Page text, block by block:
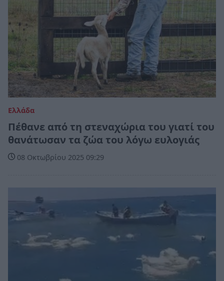
Ελλάδα
Πέθανε από τη στεναχώρια του γιατί του
θανάτωσαν τα ζώα του λόγω ευλογιάς
08 Οκτωβρίου 2025 09:29